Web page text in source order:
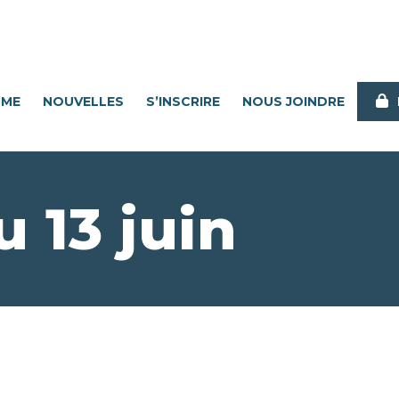
NOUVELLES S’INSCRIRE NOUS JOINDRE
13 juin